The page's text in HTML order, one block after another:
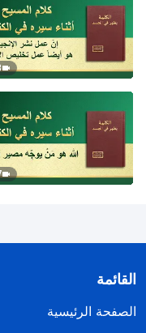
القائمة
الصفحة الرئيسية